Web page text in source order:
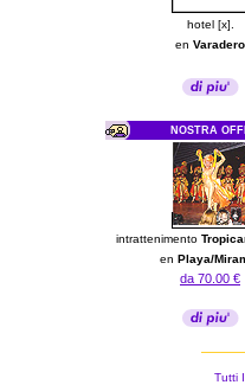
hotel [x].
en Varadero
NOSTRA
intrattenimento
en Playa/
da 70.00 €
Tutti